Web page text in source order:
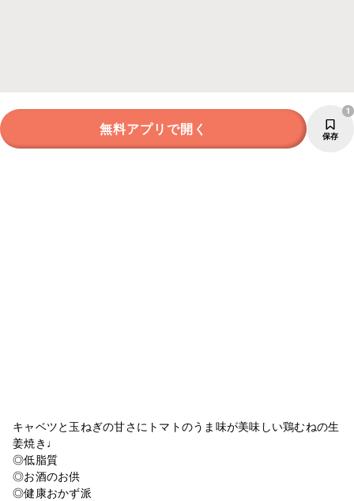
無料アプリで開く 保存
1
キャベツと玉ねぎの甘さにトマトのうま味が美味しい鶏むねの生
姜焼き♩
◎低脂質
◎お酒のお供
◎健康おかず派